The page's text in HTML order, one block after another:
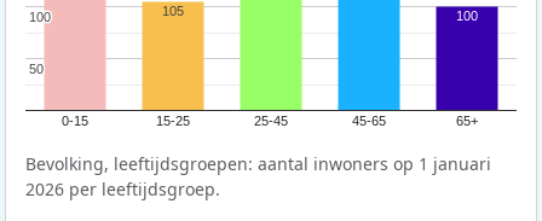
0-15 15-25 25-45 45-65 65+
50
50
100
100 105 100
Bevolking, leeftijdsgroepen: aantal inwoners op 1 januari
2026 per leeftijdsgroep.